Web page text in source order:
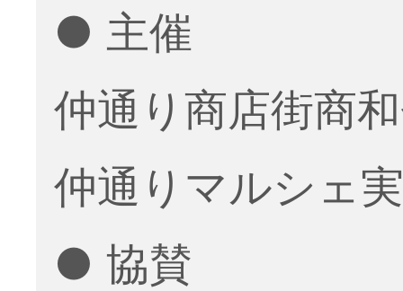
● 主催
仲通り商店街商
仲通りマルシェ
● 協賛